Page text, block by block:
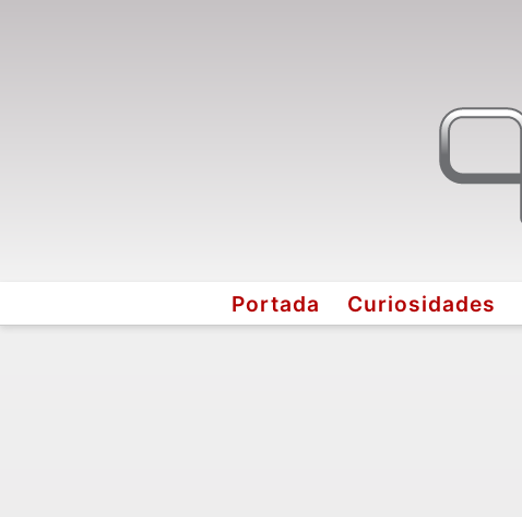
Portada Curiosidades